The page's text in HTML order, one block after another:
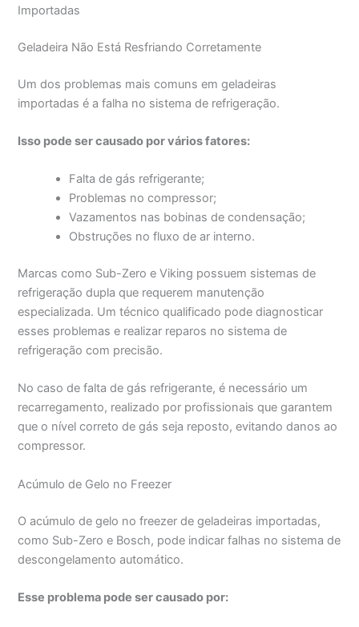
Importadas
Geladeira Não Está Resfriando Corretamente
Um dos problemas mais comuns em geladeiras
importadas é a falha no sistema de refrigeração.
Isso pode ser causado por vários fatores:
Falta de gás refrigerante;
Problemas no compressor;
Vazamentos nas bobinas de condensação;
Obstruções no fluxo de ar interno.
Marcas como Sub-Zero e Viking possuem sistemas de
refrigeração dupla que requerem manutenção
especializada. Um técnico qualificado pode diagnosticar
esses problemas e realizar reparos no sistema de
refrigeração com precisão.
No caso de falta de gás refrigerante, é necessário um
recarregamento, realizado por profissionais que garantem
que o nível correto de gás seja reposto, evitando danos ao
compressor.
Acúmulo de Gelo no Freezer
O acúmulo de gelo no freezer de geladeiras importadas,
como Sub-Zero e Bosch, pode indicar falhas no sistema de
descongelamento automático.
Esse problema pode ser causado por: